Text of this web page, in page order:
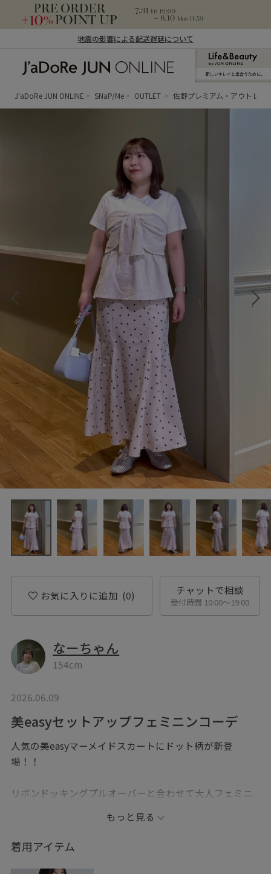
地震の影響による配送遅延について
ン オンライン）
新しいキレイと出合うために。
J'aDoRe JUN ONLINE SNaP/Me OUTLET 佐野プレミアム・アウトレッ
お気に入りに追加 (0) チャットで相談
受付時間 10:00〜19:00
なーちゃん
154cm
2026.06.09
美easyセットアップフェミニンコーデ
人気の美easyマーメイドスカートにドット柄が新登
場！！
リボンドッキングプルオーバーと合わせて大人フェミニ
┈┈┈┈┈┈┈┈┈┈┈┈
もっと見る
着用アイテム